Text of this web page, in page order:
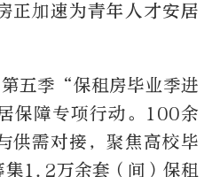
正加速为青年人才安居
五季“保租房毕业季进
保障专项行动。100余
供需对接，聚焦高校毕
集1.2万余套（间）保租